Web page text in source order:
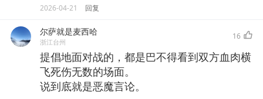
2026-04-21 回复
尔萨就是麦西哈
浙江台州
16
提倡地面对战的，都是巴不得看到双方血肉横
飞死伤无数的场面。
说到底就是恶魔言论。